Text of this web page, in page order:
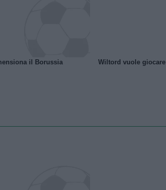
il Borussia
Wiltord vuole giocare